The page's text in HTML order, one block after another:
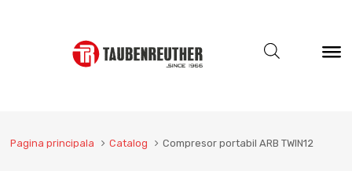
Pagina principala Catalog Compresor portabil ARB TWIN12